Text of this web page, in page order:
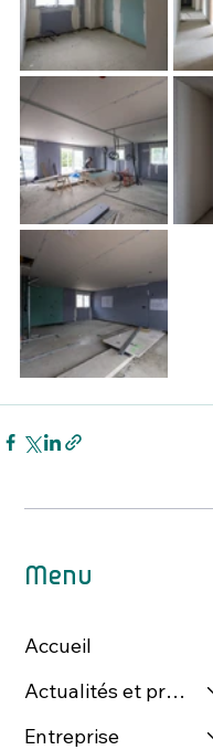
Menu
Accueil
Actualités et presse
Entreprise